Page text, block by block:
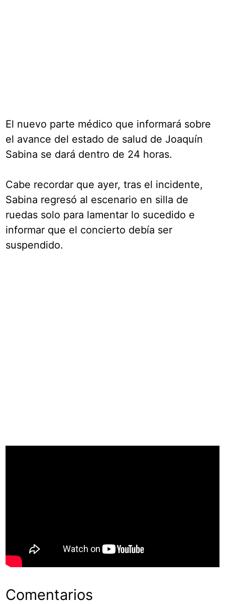
El nuevo parte médico que informará sobre
el avance del estado de salud de Joaquín
Sabina se dará dentro de 24 horas.
Cabe recordar que ayer, tras el incidente,
Sabina regresó al escenario en silla de
ruedas solo para lamentar lo sucedido e
informar que el concierto debía ser
suspendido.
Comentarios